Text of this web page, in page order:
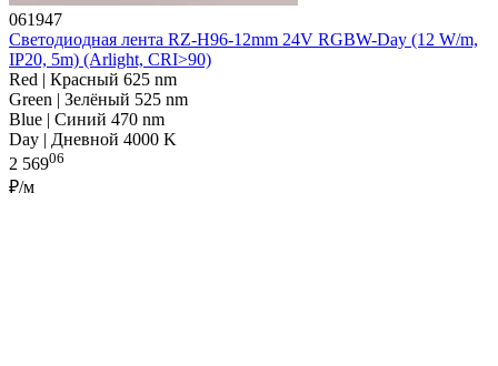
061947
Светодиодная лента RZ-H96-12mm 24V RGBW-Day (12 W/m,
IP20, 5m) (Arlight, CRI>90)
Red | Красный 625 nm
Green | Зелёный 525 nm
Blue | Синий 470 nm
Day | Дневной 4000 K
2 56906
₽/м